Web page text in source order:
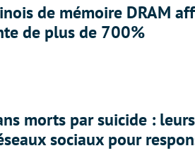
de mémoire DRAM
de plus de 700%
morts par suicide : leurs
sociaux pour